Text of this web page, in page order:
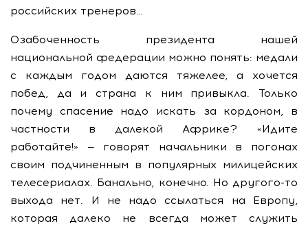
российских тренеров…
Озабоченность президента нашей
национальной федерации можно понять: медали
с каждым годом даются тяжелее, а хочется
побед, да и страна к ним привыкла. Только
почему спасение надо искать за кордоном, в
частности в далекой Африке? «Идите
работайте!» — говорят начальники в погонах
своим подчиненным в популярных милицейских
телесериалах. Банально, конечно. Но другого-то
выхода нет. И не надо ссылаться на Европу,
которая далеко не всегда может служить